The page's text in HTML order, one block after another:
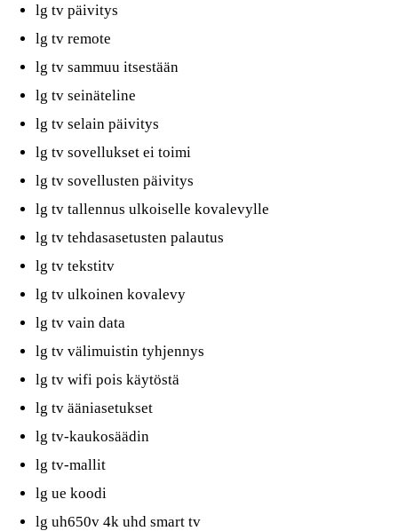
lg tv päivitys
lg tv remote
lg tv sammuu itsestään
lg tv seinäteline
lg tv selain päivitys
lg tv sovellukset ei toimi
lg tv sovellusten päivitys
lg tv tallennus ulkoiselle kovalevylle
lg tv tehdasasetusten palautus
lg tv tekstitv
lg tv ulkoinen kovalevy
lg tv vain data
lg tv välimuistin tyhjennys
lg tv wifi pois käytöstä
lg tv ääniasetukset
lg tv-kaukosäädin
lg tv-mallit
lg ue koodi
lg uh650v 4k uhd smart tv